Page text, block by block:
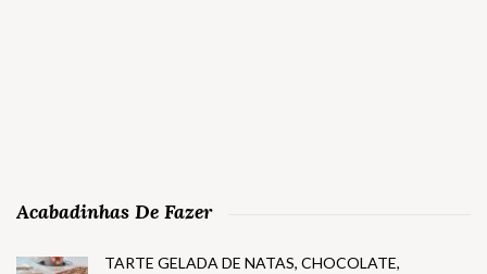
Acabadinhas De Fazer
TARTE GELADA DE NATAS, CHOCOLATE,